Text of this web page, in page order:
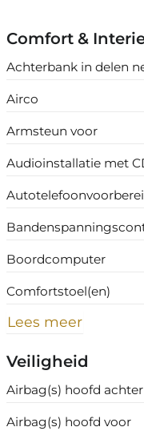
Comfort &
Achterbank in delen
Airco
Armsteun voor
Audioinstallatie met
Boordcomputer
Comfortstoel(en)
Lees meer
Veiligheid
Airbag(s) hoofd achter
Airbag(s) hoofd voor